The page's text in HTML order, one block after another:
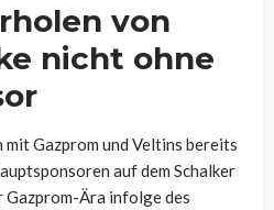
von
nicht ohne
Gazprom und Veltins bereits
auf dem Schalker
Gazprom-Ära infolge des